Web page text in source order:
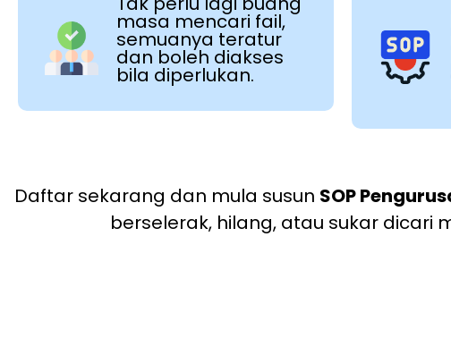
masa mencari fail,
semuanya teratur
dan boleh diakses
bila diperlukan.
Daftar sekarang dan mula susun SOP
berselerak, hilang, atau sukar